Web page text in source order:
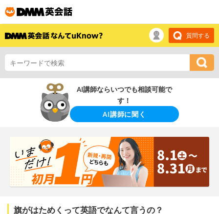
質問する
AI講師ならいつでも相談可能で
す！
AI講師に聞く
旗がはためくって英語でなんて言うの？